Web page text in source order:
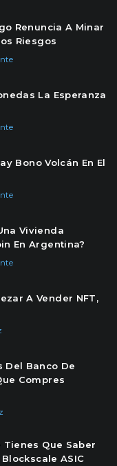
Renuncia A Minar
Riesgos
La Esperanza
Bono Volcán En El
Vivienda
En Argentina?
A Vender NFT,
Del Banco De
Compres
Tienes Que Saber
ASIC